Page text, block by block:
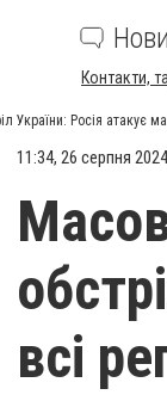
Контакти,
України: Росія атакує
11:34, 26 серпня
всі